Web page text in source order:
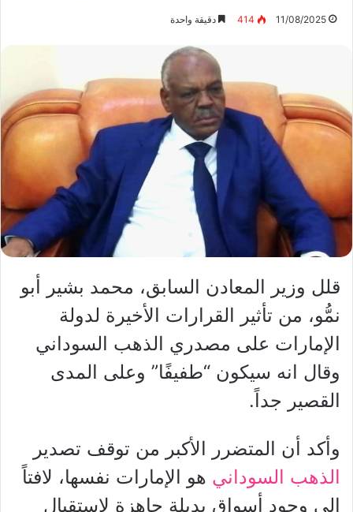
11/08/2025
414 دقيقة واحدة
قلل وزير المعادن السابق، محمد بشير أبو
نمُّو، من تأثير القرارات الأخيرة لدولة
الإمارات على مصدري الذهب السوداني
وقال انه سيكون “طفيفًا” وعلى المدى
القصير جداً.
وأكد أن المتضرر الأكبر من توقف تصدير
الذهب السوداني هو الإمارات نفسها، لافتاً
إلى وجود أسواق بديلة جاهزة لاستقبال